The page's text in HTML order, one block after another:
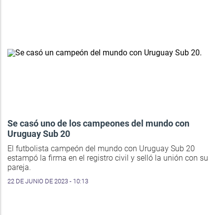
Se casó uno de los campeones del mundo con
Uruguay Sub 20
El futbolista campeón del mundo con Uruguay Sub 20
estampó la firma en el registro civil y selló la unión con su
pareja.
22 DE JUNIO DE 2023 - 10:13